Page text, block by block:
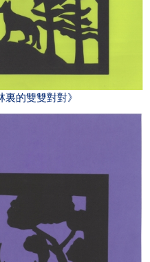
的雙雙對對》